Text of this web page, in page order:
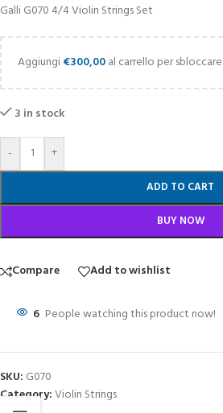
Galli G070 4/4 Violin Strings Set
Aggiungi€300,00al carrello per
3 in stock
- +
ADD TO CART
BUY NOW
Compare Add to wishlist
6 People watching this product now!
SKU: G070
Category:Violin Strings